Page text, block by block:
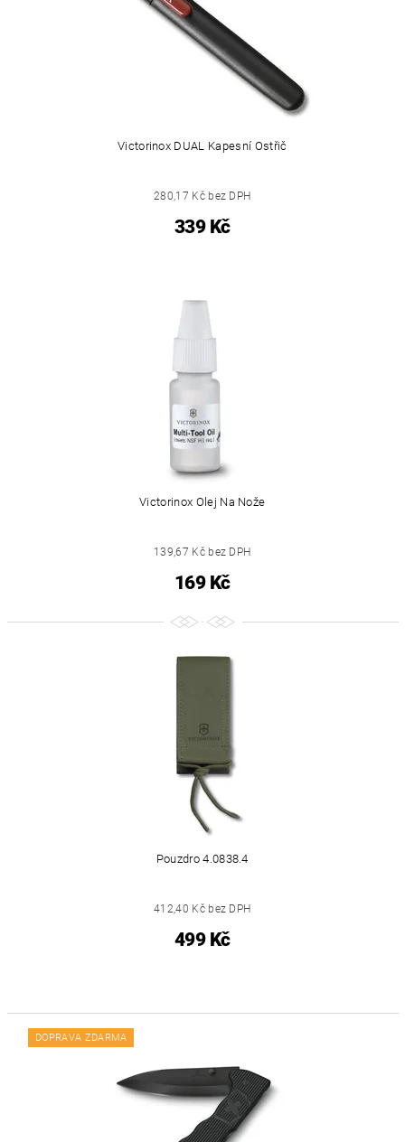
Victorinox DUAL Kapesní Ostřič
280,17 Kč bez DPH
339 Kč
Victorinox Olej Na Nože
139,67 Kč bez DPH
169 Kč
Pouzdro 4.0838.4
412,40 Kč bez DPH
499 Kč
DOPRAVA ZDARMA